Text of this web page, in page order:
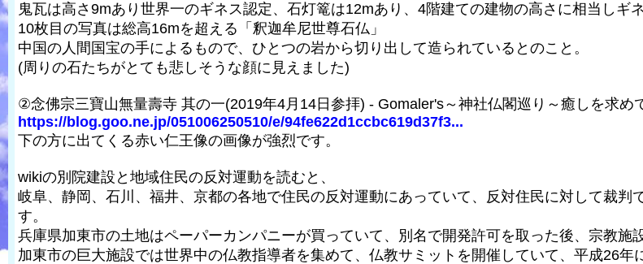
鬼瓦は高さ9mあり世界一のギネス認定、石灯篭は12mあり、4階建ての建物の高さに相当しギ
10枚目の写真は総高16mを超える「釈迦牟尼世尊石仏」
中国の人間国宝の手によるもので、ひとつの岩から切り出して造られているとのこと。
(周りの石たちがとても悲しそうな顔に見えました)
②念佛宗三寶山無量壽寺 其の一(2019年4月14日参拝) - Gomaler's～神社仏閣巡り～癒しを求め
https://blog.goo.ne.jp/051006250510/e/94fe622d1ccbc619d37f3...
下の方に出てくる赤い仁王像の画像が強烈です。
wikiの別院建設と地域住民の反対運動を読むと、
岐阜、静岡、石川、福井、京都の各地で住民の反対運動にあっていて、反対住民に対して裁
す。
兵庫県加東市の土地はペーパーカンパニーが買っていて、別名で開発許可を取った後、宗教施
加東市の巨大施設では世界中の仏教指導者を集めて、仏教サミットを開催していて、平成26